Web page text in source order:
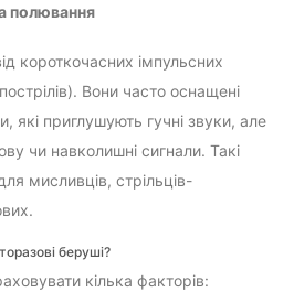
полювання
короткочасних імпульсних
Вони часто оснащені
які приглушують гучні звуки, але
чи навколишні сигнали. Такі
мисливців, стрільців-
беруші?
кілька факторів: